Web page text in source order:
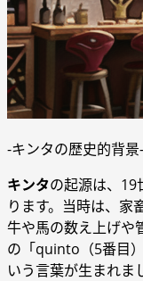
-キンタの歴史的背景-
キンタの起源は、19
ります。当時は、家
牛や馬の数え上げや
の「quinto（5番目
いう言葉が生まれま